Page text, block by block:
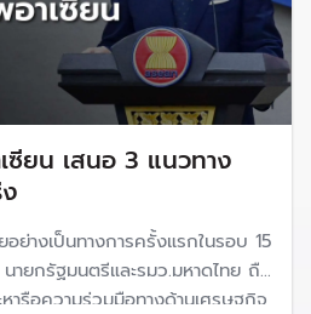
ซียน เสนอ 3 แนวทาง
อย่างเป็นทางการครั้งแรกในรอบ 15
ยกรัฐมนตรีและรมว.มหาดไทย ถือ
ารือความร่วมมือทางด้านเศรษฐกิจ